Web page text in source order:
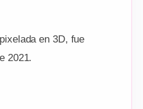
en 3D, fue
2021.